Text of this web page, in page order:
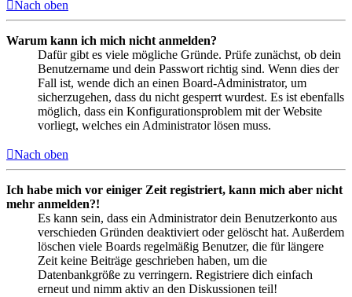
Nach oben
Warum kann ich mich nicht anmelden?
Dafür gibt es viele mögliche Gründe. Prüfe zunächst, ob dein
Benutzername und dein Passwort richtig sind. Wenn dies der
Fall ist, wende dich an einen Board-Administrator, um
sicherzugehen, dass du nicht gesperrt wurdest. Es ist ebenfalls
möglich, dass ein Konfigurationsproblem mit der Website
vorliegt, welches ein Administrator lösen muss.
Nach oben
Ich habe mich vor einiger Zeit registriert, kann mich aber nicht
mehr anmelden?!
Es kann sein, dass ein Administrator dein Benutzerkonto aus
verschieden Gründen deaktiviert oder gelöscht hat. Außerdem
löschen viele Boards regelmäßig Benutzer, die für längere
Zeit keine Beiträge geschrieben haben, um die
Datenbankgröße zu verringern. Registriere dich einfach
erneut und nimm aktiv an den Diskussionen teil!